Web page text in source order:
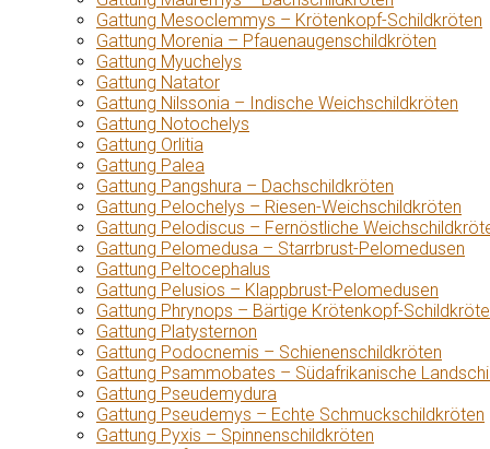
Gattung Mesoclemmys – Krötenkopf-Schildkröten
Gattung Morenia – Pfauenaugenschildkröten
Gattung Myuchelys
Gattung Natator
Gattung Nilssonia – Indische Weichschildkröten
Gattung Notochelys
Gattung Orlitia
Gattung Palea
Gattung Pangshura – Dachschildkröten
Gattung Pelochelys – Riesen-Weichschildkröten
Gattung Pelodiscus – Fernöstliche
Gattung Pelomedusa – Starrbrust-Pelomedusen
Gattung Peltocephalus
Gattung Pelusios – Klappbrust-Pelomedusen
Gattung Phrynops – Bärtige Krötenkopf-
Gattung Platysternon
Gattung Podocnemis – Schienenschildkröten
Gattung Psammobates – Südafrikanische
Gattung Pseudemydura
Gattung Pseudemys – Echte Schmuckschildkröten
Gattung Pyxis – Spinnenschildkröten